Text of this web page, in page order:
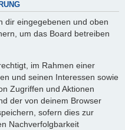
dir eingegebenen und oben
um das Board betreiben
im Rahmen einer
und seinen Interessen sowie
Zugriffen und Aktionen
der von deinem Browser
sofern dies zur
Nachverfolgbarkeit